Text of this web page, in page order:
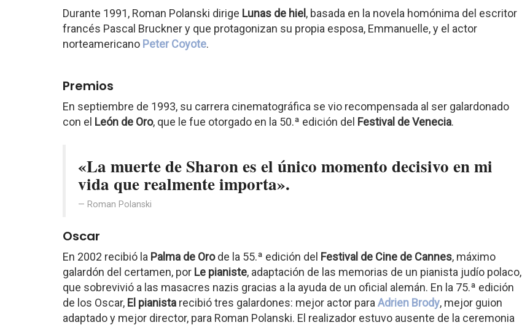
Durante 1991, Roman Polanski dirige Lunas de hiel , basada en la novela homónima del escritor
francés Pascal Bruckner y que protagonizan su propia esposa, Emmanuelle, y el actor
norteamericano Peter Coyote.
Premios
En septiembre de 1993, su carrera cinematográfica se vio recompensada al ser galardonado
con el León de Oro, que le fue otorgado en la 50.ª edición del Festival de Venecia.
«La muerte de Sharon es el único momento decisivo en mi
vida que realmente importa».
Roman Polanski
Oscar
En 2002 recibió la Palma de Orode la 55.ª edición del Festival de Cine de Cannes, máximo
galardón del certamen, por Le pianiste, adaptación de las memorias de un pianista judío polaco,
que sobrevivió a las masacres nazis gracias a la ayuda de un oficial alemán. En la 75.ª edición
de los Oscar, El pianista recibió tres galardones: mejor actor para Adrien Brody, mejor guion
adaptado y mejor director, para Roman Polanski. El realizador estuvo ausente de la ceremonia